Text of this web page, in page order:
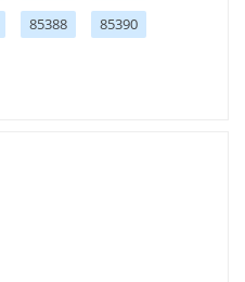
85388
85390